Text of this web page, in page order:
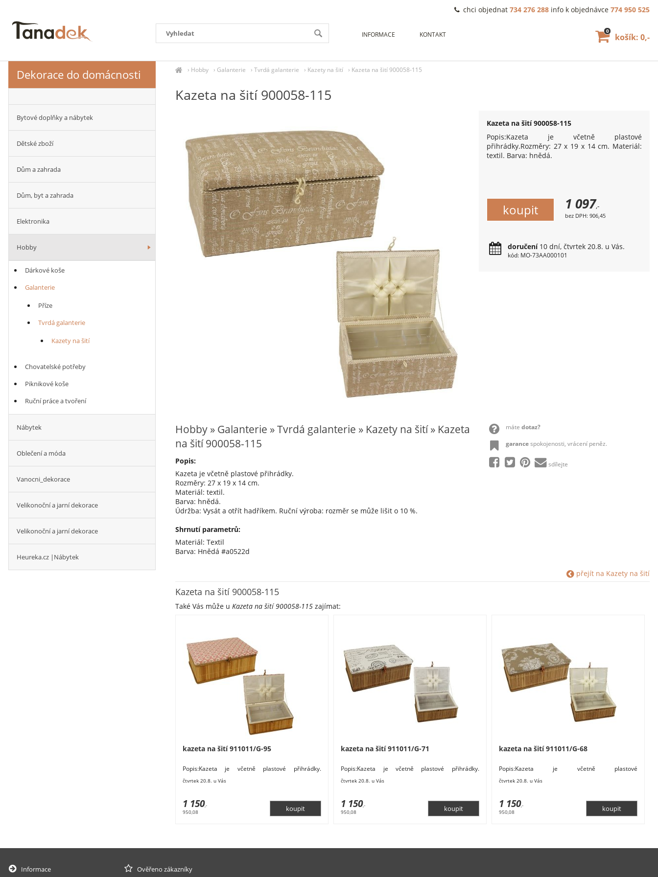
› Hobby › Galanterie › Tvrdá galanterie › Kazety na šití › Kazeta na šití 900058-115
Kazeta na šití 900058-115
Kazeta na šití 900058-115
Popis:Kazeta je včetně plastové
přihrádky.Rozměry: 27 x 19 x 14 cm. Materiál:
textil. Barva: hnědá.
1 097,-
bez DPH: 906,45
doručení10 dní, čtvrtek 20.8. u Vás.
kód: MO-73AA000101
máte dotaz?
garancespokojenosti, vrácení peněz.
sdílejte
Hobby » Galanterie » Tvrdá galanterie » Kazety na šití » Kazeta
na šití 900058-115
Popis:
Kazeta je včetně plastové přihrádky.
Rozměry: 27 x 19 x 14 cm.
Materiál: textil.
Barva: hnědá.
Údržba: Vysát a otřít hadříkem. Ruční výroba: rozměr se může lišit o 10 %.
Shrnutí parametrů:
Materiál: Textil
Barva: Hnědá #a0522d
přejít na Kazety na šití
Kazeta na šití 900058-115
Také Vás může u Kazeta na šití 900058-115zajímat:
kazeta na šití 911011/G-95
Popis:Kazeta je včetně plastové přihrádky.
27
čtvrtek 20.8. u Vás
1 150,-
950,08
kazeta na šití 911011/G-71
Popis:Kazeta je včetně plastové přihrádky.
27
čtvrtek 20.8. u Vás
1 150,-
950,08
kazeta na šití 911011/G-68
Popis:Kazeta je včetně plastové
Rozměry:
čtvrtek 20.8. u Vás
1 150,-
950,08
Dekorace do domácnosti
Bytové doplňky a nábytek
Dětské zboží
Dům a zahrada
Dům, byt a zahrada
Elektronika
Hobby
Dárkové koše
Galanterie
Příze
Tvrdá galanterie
Kazety na šití
Chovatelské potřeby
Piknikové koše
Ruční práce a tvoření
Nábytek
Oblečení a móda
Vanocni_dekorace
Velikonoční a jarní dekorace
Velikonoční a jarní dekorace
Heureka.cz |Nábytek
INFORMACE KONTAKT
chci objednat 734 276 288 info k objednávce 774 950 525
košík: 0,-
0
Informace
Ověřeno zákazníky